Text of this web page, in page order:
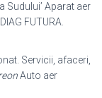
Sudului’ Aparat aer
FUTURA.
Servicii, afaceri,
Auto aer